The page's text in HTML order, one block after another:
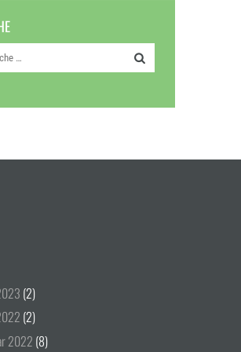
(2)
(2)
2022 (8)